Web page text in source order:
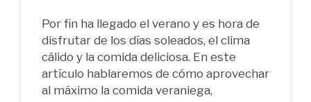
Por fin ha llegado el verano y es hora de
disfrutar de los días soleados, el clima
cálido y la comida deliciosa. En este
artículo hablaremos de cómo aprovechar
al máximo la comida veraniega,